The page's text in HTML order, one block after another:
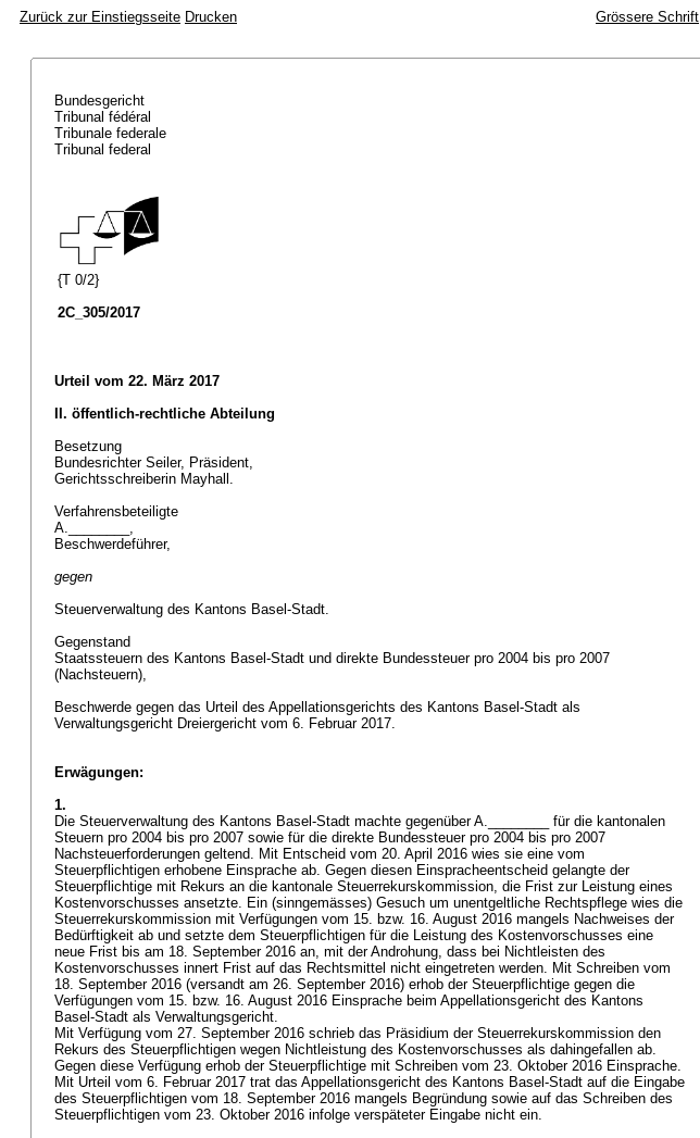
Zurück zur Einstiegsseite Drucken Grössere Schrift
Bundesgericht
Tribunal fédéral
Tribunale federale
Tribunal federal
{T 0/2}
2C_305/2017
Urteil vom 22. März 2017
II. öffentlich-rechtliche Abteilung
Besetzung
Bundesrichter Seiler, Präsident,
Gerichtsschreiberin Mayhall.
Verfahrensbeteiligte
A.________,
Beschwerdeführer,
gegen
Steuerverwaltung des Kantons Basel-Stadt.
Gegenstand
Staatssteuern des Kantons Basel-Stadt und direkte Bundessteuer pro 2004 bis pro 2007
(Nachsteuern),
Beschwerde gegen das Urteil des Appellationsgerichts des Kantons Basel-Stadt als
Verwaltungsgericht Dreiergericht vom 6. Februar 2017.
Erwägungen:
1.
Die Steuerverwaltung des Kantons Basel-Stadt machte gegenüber A.________ für die kantonalen
Steuern pro 2004 bis pro 2007 sowie für die direkte Bundessteuer pro 2004 bis pro 2007
Nachsteuerforderungen geltend. Mit Entscheid vom 20. April 2016 wies sie eine vom
Steuerpflichtigen erhobene Einsprache ab. Gegen diesen Einspracheentscheid gelangte der
Steuerpflichtige mit Rekurs an die kantonale Steuerrekurskommission, die Frist zur Leistung eines
Kostenvorschusses ansetzte. Ein (sinngemässes) Gesuch um unentgeltliche Rechtspflege wies die
Steuerrekurskommission mit Verfügungen vom 15. bzw. 16. August 2016 mangels Nachweises der
Bedürftigkeit ab und setzte dem Steuerpflichtigen für die Leistung des Kostenvorschusses eine
neue Frist bis am 18. September 2016 an, mit der Androhung, dass bei Nichtleisten des
Kostenvorschusses innert Frist auf das Rechtsmittel nicht eingetreten werden. Mit Schreiben vom
18. September 2016 (versandt am 26. September 2016) erhob der Steuerpflichtige gegen die
Verfügungen vom 15. bzw. 16. August 2016 Einsprache beim Appellationsgericht des Kantons
Basel-Stadt als Verwaltungsgericht.
Mit Verfügung vom 27. September 2016 schrieb das Präsidium der Steuerrekurskommission den
Rekurs des Steuerpflichtigen wegen Nichtleistung des Kostenvorschusses als dahingefallen ab.
Gegen diese Verfügung erhob der Steuerpflichtige mit Schreiben vom 23. Oktober 2016 Einsprache.
Mit Urteil vom 6. Februar 2017 trat das Appellationsgericht des Kantons Basel-Stadt auf die Eingabe
des Steuerpflichtigen vom 18. September 2016 mangels Begründung sowie auf das Schreiben des
Steuerpflichtigen vom 23. Oktober 2016 infolge verspäteter Eingabe nicht ein.